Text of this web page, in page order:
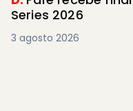
Series 2026
3 agosto 2026